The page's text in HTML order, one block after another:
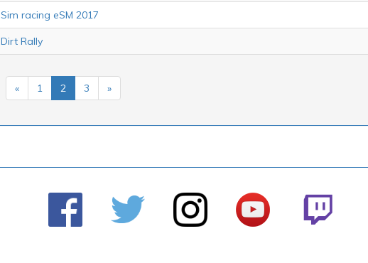
Sim racing eSM 2017
Dirt Rally
« 1 2 3 »